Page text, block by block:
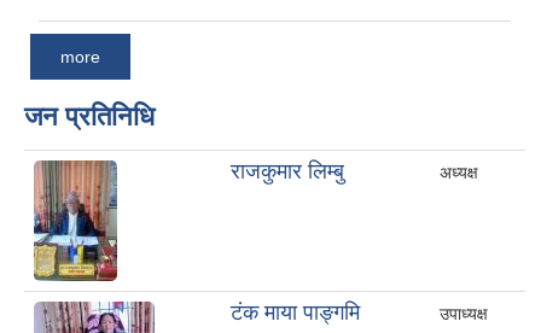
more
जन प्रतिनिधि
राजकुमार लिम्बु अध्यक्ष
टंक माया पाङ्गमि उपाध्यक्ष